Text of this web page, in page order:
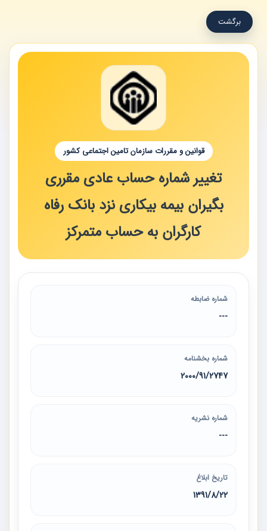
برگشت
قوانین و مقررات سازمان تامین اجتماعی کشور
تغییر شماره حساب عادی مقرری
بگیران بیمه بیکاری نزد بانک رفاه
کارگران به حساب متمرکز
شماره ضابطه
---
شماره بخشنامه
2000/91/2747
شماره نشریه
---
تاریخ ابلاغ
1391/8/22